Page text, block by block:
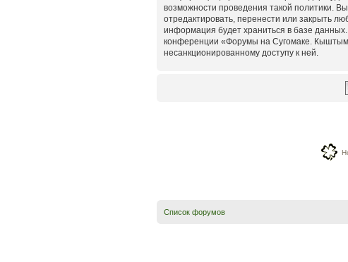
возможности проведения такой политики.
отредактировать, перенести или закрыть
информация будет храниться в базе
конференции «Форумы на Сугомаке.
несанкционированному доступу к ней.
Список форумов